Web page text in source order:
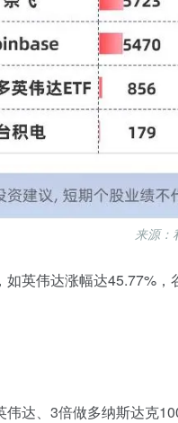
来源：
如英伟达涨幅达45.77%
达、 3倍做多纳斯达克